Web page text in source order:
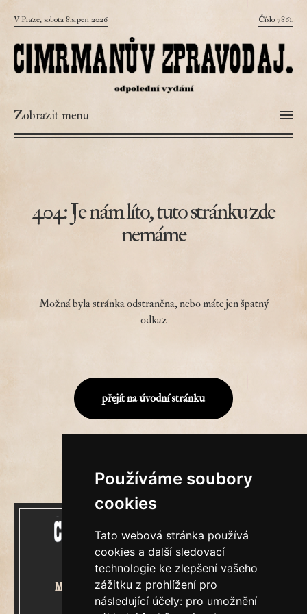
Používáme soubory
cookies
Tato webová stránka používá
cookies a další sledovací
technologie ke zlepšení vašeho
zážitku z prohlížení pro
následující účely: pro umožnění
V Praze, sobota 8.srpen 2026 Číslo 7861.
Zobrazit menu
404: Je nám líto, tuto stránku zde
nemáme
Možná byla stránka odstraněna, nebo máte jen špatný
odkaz
přejít na úvodní stránku
Mecenášem Cimrmanova Zpravodaje
je společnost